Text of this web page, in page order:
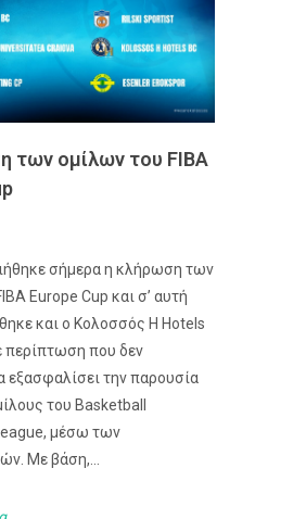
των ομίλων του FIBA
σήμερα η κλήρωση των
Europe Cup και σ’ αυτή
και ο Κολοσσός H Hotels
περίπτωση που δεν
εξασφαλίσει την παρουσία
του Basketball
μέσω των
Με βάση,...